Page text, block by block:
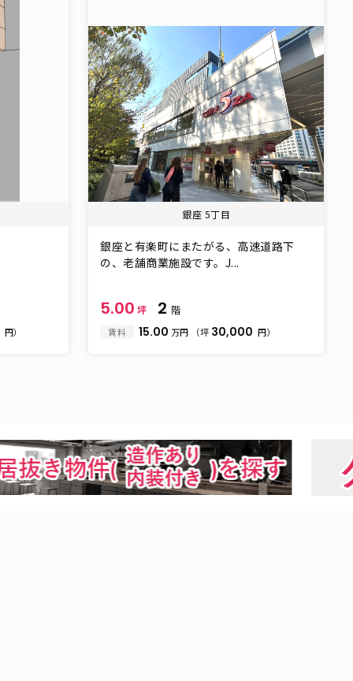
円）
銀座 5丁目
銀座と有楽町にまたがる、高速道路下
の、老舗商業施設です。J...
5.00 坪 2 階
賃料 15.00 万円 （坪 30,000 円）